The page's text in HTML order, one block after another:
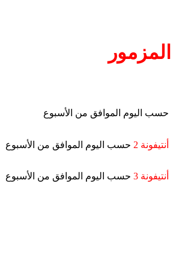
المزمور
حسب اليوم الموافق من الأسبوع
أنتيفونة 2 حسب اليوم الموافق من الأسبوع
أنتيفونة 3 حسب اليوم الموافق من الأسبوع